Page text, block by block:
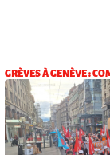
GRÈVES À GENÈVE :